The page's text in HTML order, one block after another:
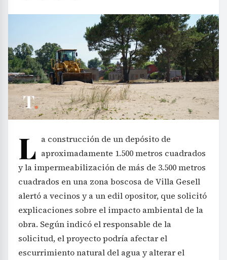
L a construcción de un depósito de
aproximadamente 1.500 metros cuadrados
y la impermeabilización de más de 3.500 metros
cuadrados en una zona boscosa de Villa Gesell
alertó a vecinos y a un edil opositor, que solicitó
explicaciones sobre el impacto ambiental de la
obra. Según indicó el responsable de la
solicitud, el proyecto podría afectar el
escurrimiento natural del agua y alterar el